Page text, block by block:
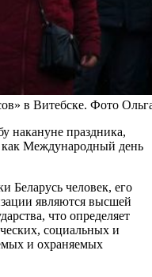
в Витебске. Фото
накануне праздника,
Международный день
Беларусь человек, его
являются высшей
что определяет
социальных и
и охраняемых